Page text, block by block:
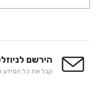
הירשם
קבל את כל המידע